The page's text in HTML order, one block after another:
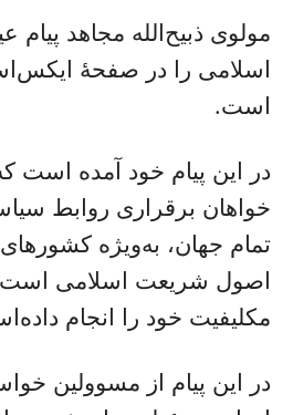
مولوی ذبیح‌الله مجاهد پیام
اسلامی را در صفحۀ
است.
در این پيام خود آمده است
خواهان برقراری روابط
تمام جهان، به‌ویژه
اصول شریعت اسلامی است
مکلیفیت خود را انجام
در این پيام از مسوولین